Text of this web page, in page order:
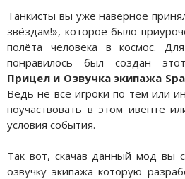
Танкисты вы уже наверное
звёздам!», которое было
полёта человека в космос.
понравилось был создан
Прицел и Озвучка экипажа
Ведь не все игроки по тем или
поучаствовать в этом ивенте
условия события.
Так вот, скачав данный мод вы
озвучку экипажа которую